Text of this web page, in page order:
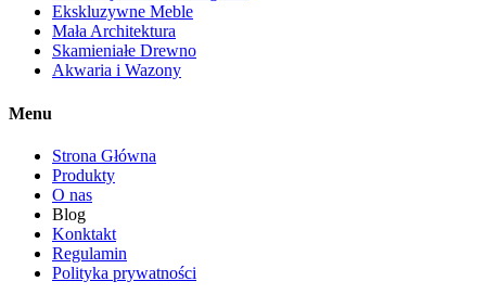
Ekskluzywne Meble
Mała Architektura
Skamieniałe Drewno
Akwaria i Wazony
Menu
Strona Główna
Produkty
O nas
Blog
Konktakt
Regulamin
Polityka prywatności